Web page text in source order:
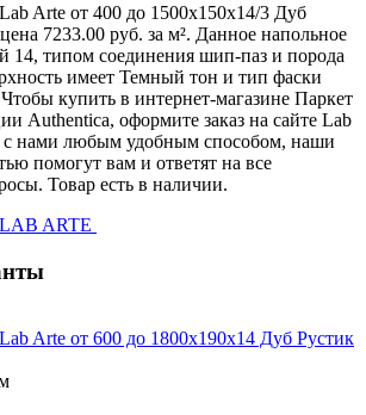
Arte от 400 до 1500х150х14/3 Дуб
7233.00 руб. за м². Данное напольное
14, типом соединения шип-паз и порода
имеет Темный тон и тип фаски
купить в интернет-магазине Паркет
Authentica, оформите заказ на сайте Lab
с нами любым удобным способом, наши
помогут вам и ответят на все
Товар есть в наличии.
ARTE
Arte от 600 до 1800х190х14 Дуб Рустик